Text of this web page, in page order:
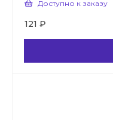
Доступно к заказу
121 ₽